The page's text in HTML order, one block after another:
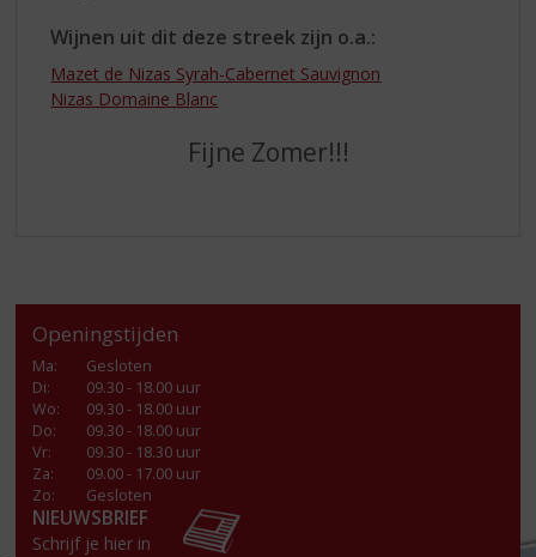
Wijnen uit dit deze streek zijn o.a.:
Mazet de Nizas Syrah-Cabernet Sauvignon
Nizas Domaine Blanc
Fijne Zomer!!!
Openingstijden
Ma:
Gesloten
Di:
09.30 - 18.00 uur
Wo:
09.30 - 18.00 uur
Do:
09.30 - 18.00 uur
Vr:
09.30 - 18.30 uur
Za:
09.00 - 17.00 uur
Zo:
Gesloten
NIEUWSBRIEF
Schrijf je hier in